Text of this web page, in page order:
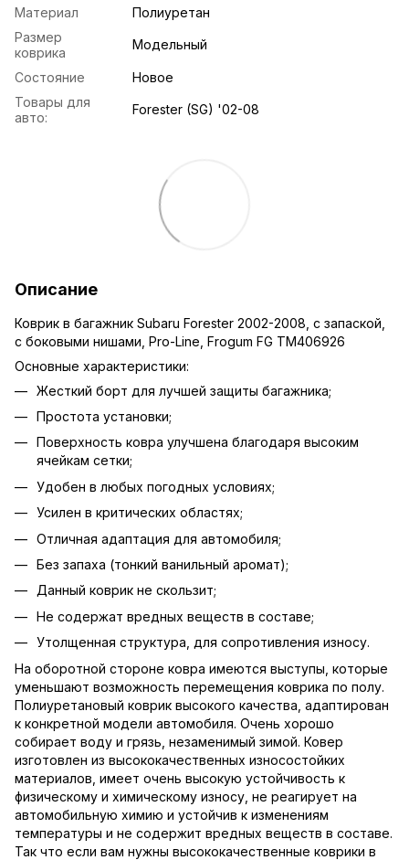
Материал
Полиуретан
Размер
коврика
Модельный
Состояние
Новое
Товары для
авто:
Forester (SG) '02-08
Описание
Коврик в багажник Subaru Forester 2002-2008, с запаской,
с боковыми нишами, Pro-Line, Frogum FG TM406926
Основные характеристики:
Жесткий борт для лучшей защиты багажника;
Простота установки;
Поверхность ковра улучшена благодаря высоким
ячейкам сетки;
Удобен в любых погодных условиях;
Усилен в критических областях;
Отличная адаптация для автомобиля;
Без запаха (тонкий ванильный аромат);
Данный коврик не скользит;
Не содержат вредных веществ в составе;
Утолщенная структура, для сопротивления износу.
На оборотной стороне ковра имеются выступы, которые
уменьшают возможность перемещения коврика по полу.
Полиуретановый коврик высокого качества, адаптирован
к конкретной модели автомобиля. Очень хорошо
собирает воду и грязь, незаменимый зимой. Ковер
изготовлен из высококачественных износостойких
материалов, имеет очень высокую устойчивость к
физическому и химическому износу, не реагирует на
автомобильную химию и устойчив к изменениям
температуры и не содержит вредных веществ в составе.
Так что если вам нужны высококачественные коврики в